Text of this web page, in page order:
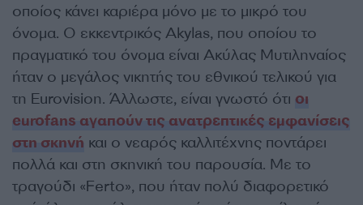
οποίος κάνει καριέρα μόνο με το μικρό του
όνομα. Ο εκκεντρικός Akylas, που οποίου το
πραγματικό του όνομα είναι Ακύλας Μυτιληναίος
ήταν ο μεγάλος νικητής του εθνικού τελικού για
τη Eurovision. Άλλωστε, είναι γνωστό ότι οι
eurofans αγαπούν τις ανατρεπτικές εμφανίσεις
στη σκηνή και ο νεαρός καλλιτέχνης ποντάρει
πολλά και στη σκηνική του παρουσία. Με το
τραγούδι «Ferto», που ήταν πολύ διαφορετικό